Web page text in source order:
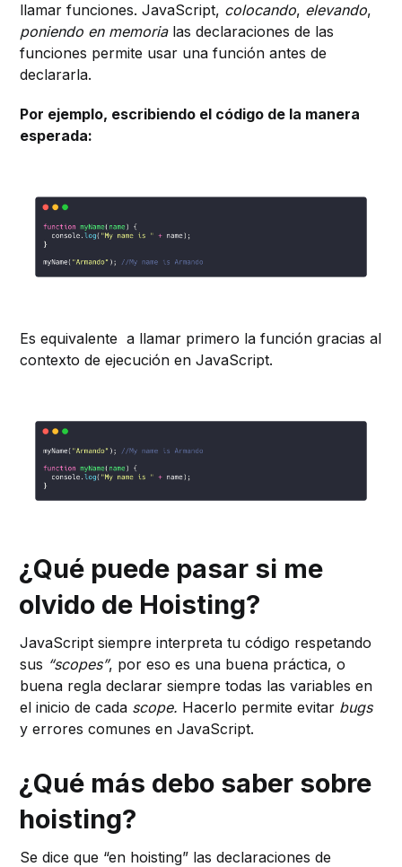
llamar funciones. JavaScript, colocando, elevando,
poniendo en memorialas declaraciones de las
funciones permite usar una función antes de
declararla.
Por ejemplo, escribiendo el código de la manera
esperada:
Es equivalente a llamar primero la función gracias al
contexto de ejecución en JavaScript.
¿Qué puede pasar si me
olvido de Hoisting?
JavaScript siempre interpreta tu código respetando
sus “scopes”, por eso es una buena práctica, o
buena regla declarar siempre todas las variables en
el inicio de cada scope. Hacerlo permite evitar bugs
y errores comunes en JavaScript.
¿Qué más debo saber sobre
hoisting?
Se dice que “en hoisting” las declaraciones de